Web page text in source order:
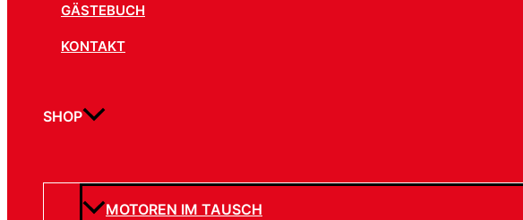
GÄSTEBUCH
KONTAKT
SHOP
MOTOREN IM TAUSCH